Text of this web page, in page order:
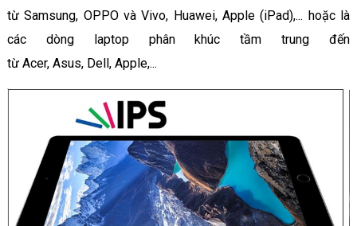
từ Samsung, OPPO và Vivo, Huawei, Apple (iPad),... hoặc là
các dòng laptop phân khúc tầm trung đến
từ Acer, Asus, Dell, Apple,...